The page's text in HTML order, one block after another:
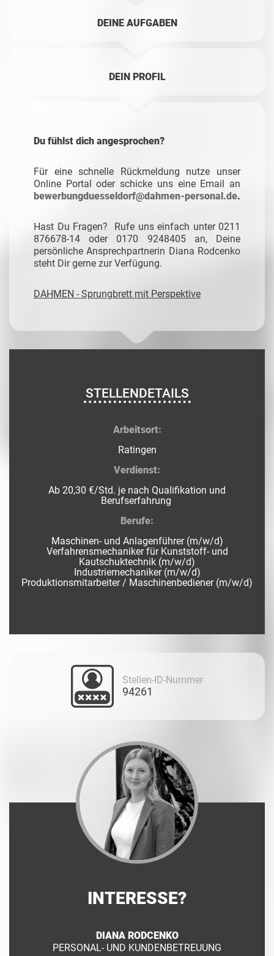
DEINE AUFGABEN
DEIN PROFIL
Du fühlst dich angesprochen?
Für eine schnelle Rückmeldung nutze unser
Online Portal oder schicke uns eine Email an
bewerbungduesseldorf@dahmen-personal.de.
Hast Du Fragen? Rufe uns einfach unter 0211
876678-14 oder 0170 9248405 an, Deine
persönliche Ansprechpartnerin Diana Rodcenko
steht Dir gerne zur Verfügung.
DAHMEN - Sprungbrett mit Perspektive
STELLENDETAILS
Arbeitsort:
Ratingen
Verdienst:
Ab 20,30 €/Std. je nach Qualifikation und
Berufserfahrung
Berufe:
Maschinen- und Anlagenführer (m/w/d)
Verfahrensmechaniker für Kunststoff- und
Kautschuktechnik (m/w/d)
Industriemechaniker (m/w/d)
Produktionsmitarbeiter / Maschinenbediener (m/w/d)
Stellen-ID-Nummer
94261
INTERESSE?
DIANA RODCENKO
PERSONAL- UND KUNDENBETREUUNG